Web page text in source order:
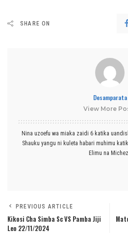
SHARE ON
Desamparata
View More
Nina uzoefu wa miaka zaidi 6 katika
Shauku yangu ni kuleta habari muhimu
Elimu na
PREVIOUS ARTICLE
Kikosi Cha Simba Sc VS Pamba Jiji
Leo 22/11/2024